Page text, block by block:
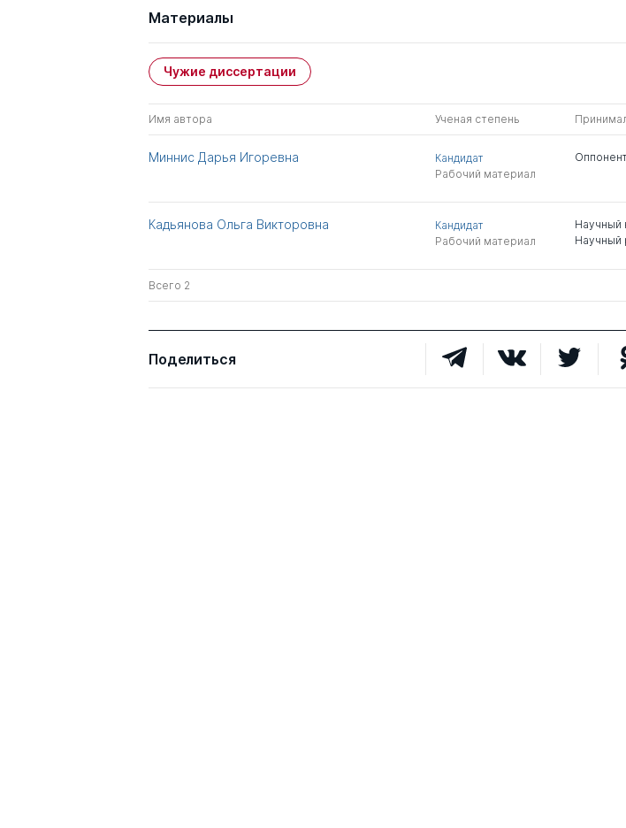
Материалы
Чужие диссертации
Имя автора Ученая степень
Миннис Дарья Игоревна
Кандидат
Рабочий материал
Оппонент
Кадьянова Ольга Викторовна
Кандидат
Рабочий материал
Научный
Научный
Всего 2
Поделиться